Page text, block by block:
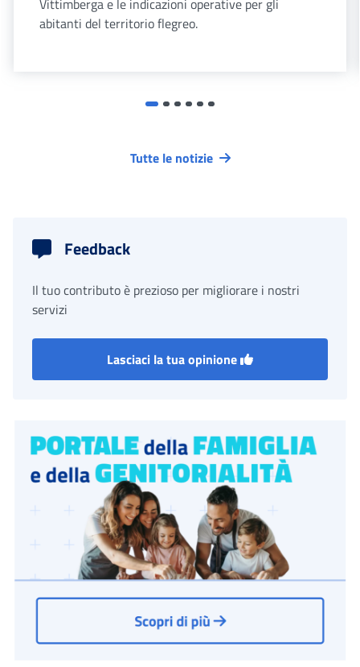
Vittimberga e le indicazioni operative per gli
abitanti del territorio flegreo.
Tutte le notizie
Feedback
Il tuo contributo è prezioso per migliorare i nostri
servizi
Lasciaci la tua opinione